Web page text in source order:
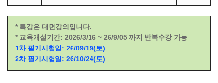
* 특강은 대면강의입니다.
* 교육개설기간: 2026/3/16 ~ 26/9/05 까지 반복수강 가능
1차 필기시험일: 26/09/19(토)
2차 필기시험일: 26/10/24(토)